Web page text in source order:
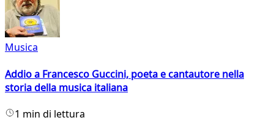
Musica
Addio a Francesco Guccini, poeta e cantautore nella
storia della musica italiana
1 min di lettura